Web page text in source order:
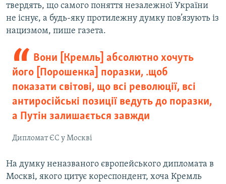
твердять, що самого поняття незалежної України
не існує, а будь-яку протилежну думку пов’язують із
нацизмом, пише газета.
Вони [Кремль] абсолютно хочуть
його [Порошенка] поразки, …щоб
показати світові, що всі революції, всі
антиросійські позиції ведуть до поразки,
а Путін залишається завжди
Дипломат ЄС у Москві
На думку неназваного європейського дипломата в
Москві, якого цитує кореспондент, хоча Кремль